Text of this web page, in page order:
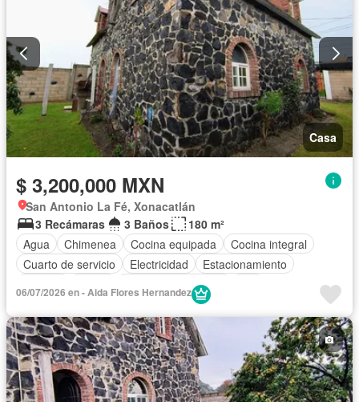
Casa
$ 3,200,000 MXN
San Antonio La Fé, Xonacatlán
3 Recámaras
3 Baños
180 m²
Agua
Chimenea Cocina equipada
Cocina integral
Cuarto de servicio
Electricidad
Estacionamiento
Televisión por cable
06/07/2026 en - Aida Flores Hernandez